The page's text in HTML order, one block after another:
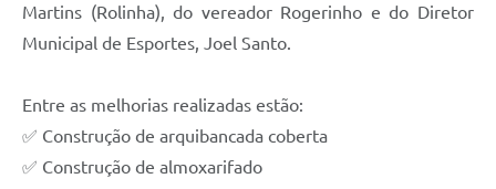
Martins (Rolinha), do vereador Rogerinho e do Diretor
Municipal de Esportes, Joel Santo.
Entre as melhorias realizadas estão:
✅ Construção de arquibancada coberta
✅ Construção de almoxarifado